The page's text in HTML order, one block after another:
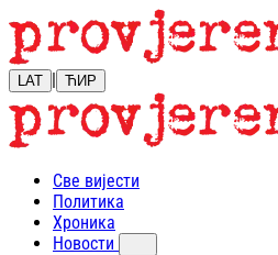
LAT | ЋИР
Све вијести
Политика
Хроника
Новости